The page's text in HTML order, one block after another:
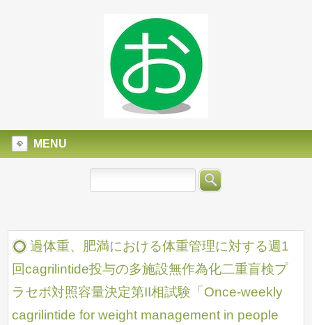
MENU
過体重、肥満における体重管理に対する週1
回cagrilintide投与の多施設無作為化二重盲検プ
ラセボ対照容量決定第II相試験「Once-weekly
cagrilintide for weight management in people